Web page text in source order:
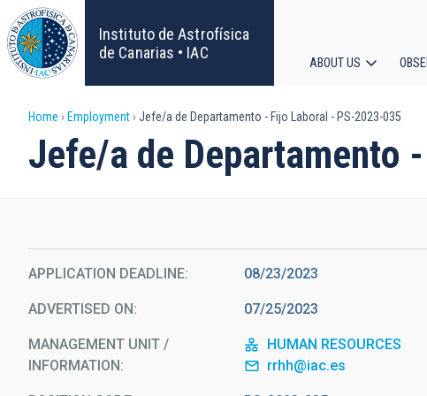
Skip
to
main
content
Instituto de Astrofísica
de Canarias • IAC
navigation
ABOUT US
Breadcrumb
Home Employment Jefe/a de Departamento - Fijo Laboral - PS-2023-035
Jefe/a de Departamento
APPLICATION DEADLINE 08/23/2023
ADVERTISED ON 07/25/2023
MANAGEMENT UNIT /
INFORMATION
HUMAN RESOURCES
rrhh@iac.es